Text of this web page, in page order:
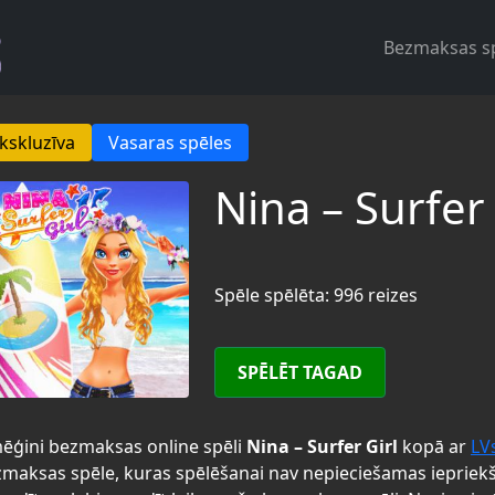
Bezmaksas
Vasaras spēles
Nina –
Spēle spēlēta: 996 reizes
SPĒLĒT TAGAD
bezmaksas online spēli Nina – Surfer Girl kopā ar
spēle, kuras spēlēšanai nav nepieciešamas